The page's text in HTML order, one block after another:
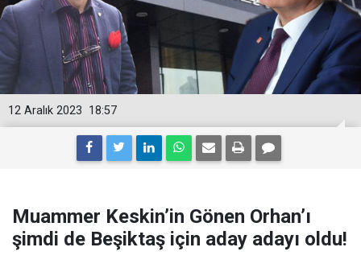
18:57
12 Aralık 2023
Muammer Keskin’in Gönen Orhan’ı
şimdi de Beşiktaş için aday adayı oldu!